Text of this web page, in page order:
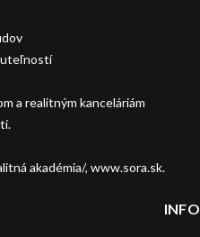
a realitným kanceláriám
akadémia/, www.sora.sk.
INFO